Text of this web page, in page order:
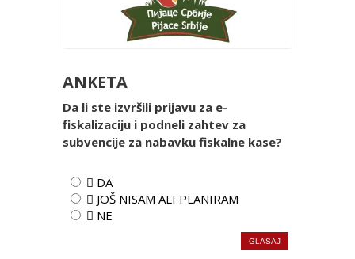
ANKETA
Da li ste izvršili prijavu za e-
fiskalizaciju i podneli zahtev za
subvencije za nabavku fiskalne kase?
 DA
 JOŠ NISAM ALI PLANIRAM
 NE